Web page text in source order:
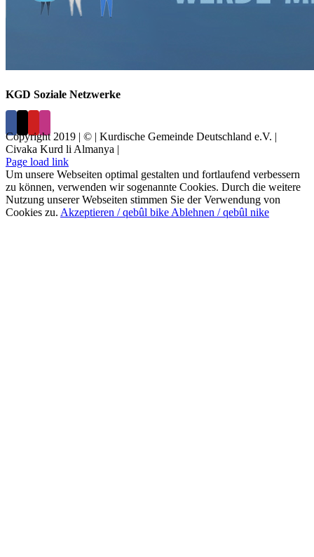
KGD Soziale Netzwerke
Copyright 2019 | © | Kurdische Gemeinde Deutschland e.V. |
Civaka Kurd li Almanya |
Page load link
Um unsere Webseiten optimal gestalten und fortlaufend verbessern
zu können, verwenden wir sogenannte Cookies. Durch die weitere
Nutzung unserer Webseiten stimmen Sie der Verwendung von
Cookies zu. Akzeptieren / qebûl bike Ablehnen / qebûl nike